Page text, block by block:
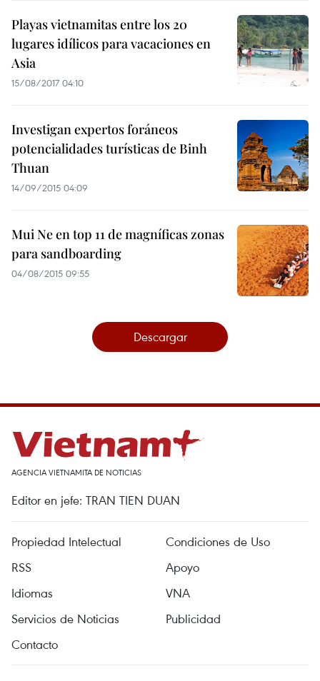
Playas vietnamitas entre los 20
lugares idílicos para vacaciones en
Asia
15/08/2017 04:10
Investigan expertos foráneos
potencialidades turísticas de Binh
Thuan
14/09/2015 04:09
Mui Ne en top 11 de magníficas zonas
para sandboarding
04/08/2015 09:55
Descargar
AGENCIA VIETNAMITA DE NOTICIAS
Editor en jefe: TRAN TIEN DUAN
Propiedad Intelectual
Condiciones de Uso
RSS
Apoyo
Idiomas
VNA
Servicios de Noticias
Publicidad
Contacto